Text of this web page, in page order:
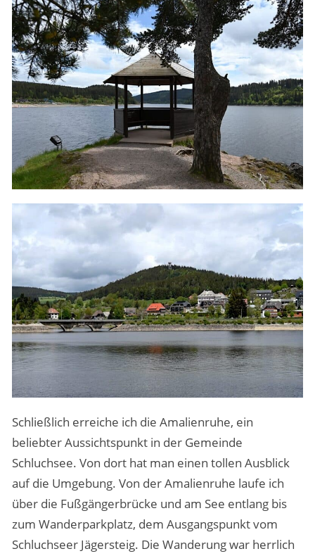
Schließlich erreiche ich die Amalienruhe, ein
beliebter Aussichtspunkt in der Gemeinde
Schluchsee. Von dort hat man einen tollen Ausblick
auf die Umgebung. Von der Amalienruhe laufe ich
über die Fußgängerbrücke und am See entlang bis
zum Wanderparkplatz, dem Ausgangspunkt vom
Schluchseer Jägersteig. Die Wanderung war herrlich